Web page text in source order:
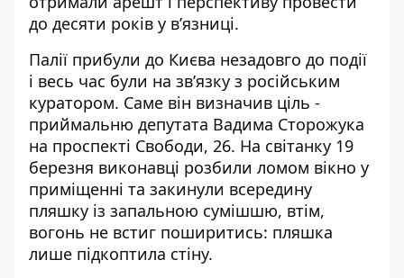
до десяти років у в’язниці.
Палії прибули до Києва незадовго до події
і весь час були на зв’язку з російським
куратором. Саме він визначив ціль -
приймальню депутата Вадима Сторожука
на проспекті Свободи, 26. На світанку 19
березня виконавці розбили ломом вікно у
приміщенні та закинули всередину
пляшку із запальною сумішшю, втім,
вогонь не встиг поширитись: пляшка
лише підкоптила стіну.